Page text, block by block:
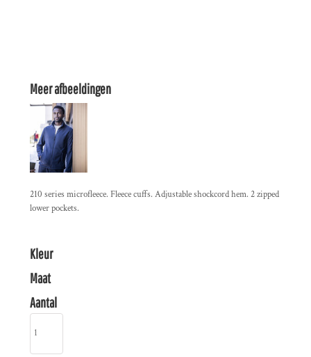
Meer afbeeldingen
210 series microfleece. Fleece cuffs. Adjustable shockcord hem. 2 zipped
lower pockets.
Kleur
Maat
Aantal